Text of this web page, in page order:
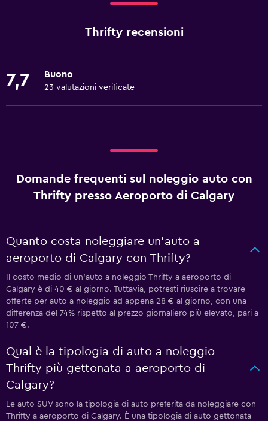
Thrifty recensioni
7,7 Buono
23 valutazioni verificate
Domande frequenti sul noleggio auto con
Thrifty presso Aeroporto di Calgary
Quanto costa noleggiare un'auto a
aeroporto di Calgary con Thrifty?
Il costo medio di un'auto a noleggio Thrifty a aeroporto di
Calgary è di 40 € al giorno. Tuttavia, potresti riuscire a trovare
offerte per auto a noleggio ad appena 28 € al giorno, con una
differenza del 74% rispetto al prezzo giornaliero più elevato, pari a
107 €.
Qual è la tipologia di auto a noleggio
Thrifty più gettonata a aeroporto di
Calgary?
Le auto SUV sono la tipologia di auto preferita da noleggiare con
Thrifty a aeroporto di Calgary. È una tipologia di auto gettonata